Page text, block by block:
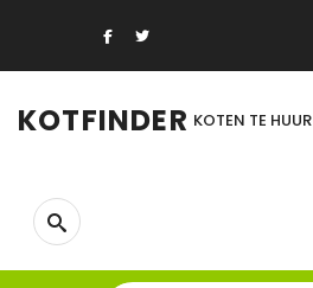
KOTFINDER KOTEN TE HUUR